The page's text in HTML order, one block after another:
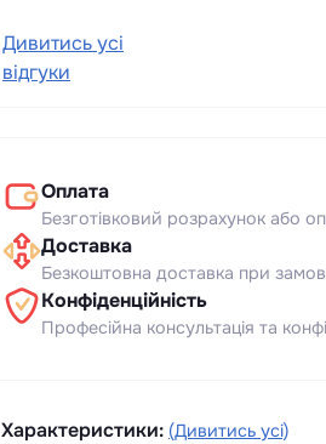
Дивитись усі
відгуки
Оплата
Безготівковий розрахунок або
Доставка
Безкоштовна доставка при
Конфіденційність
Професійна консультація та
Характеристики: (Дивитись усі)